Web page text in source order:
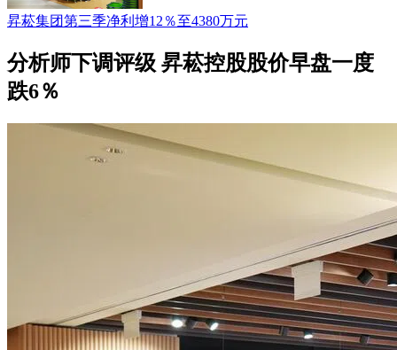
昇菘集团第三季净利增12％至4380万元
分析师下调评级 昇菘控股股价早盘一度
跌6％